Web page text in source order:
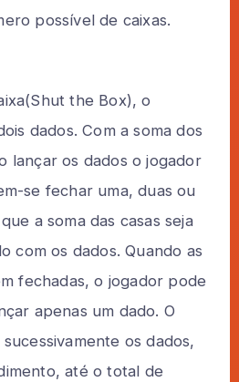
possível de caixas.
the Box), o
dados. Com a soma dos
lançar os dados o jogador
se fechar uma, duas ou
a soma das casas seja
com os dados. Quando as
fechadas, o jogador pode
apenas um dado. O
os dados,
até o total de